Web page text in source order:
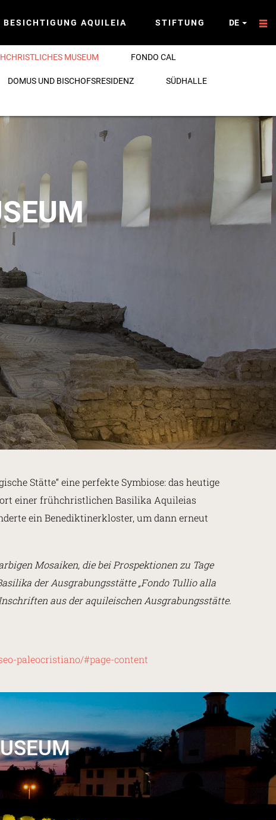
BESICHTIGUNG AQUILEIA STIFTUNG DE
MUSEUM FONDO CAL
DOMUS UND BISCHOFSRESIDENZ SÜDHALLE
Stätte“ eine perfekte Symbiose: das heutige
einer frühchristlichen Basilika Aquileias
ein Benediktinerkloster, um dann erneut
Mosaiken, die bei Prospektionen zu Tage
der Ausgrabungsstätte „Fondo Tullio alla
aus der aquileischen Ausgrabungsstätte.
paleocristiano/#page-content